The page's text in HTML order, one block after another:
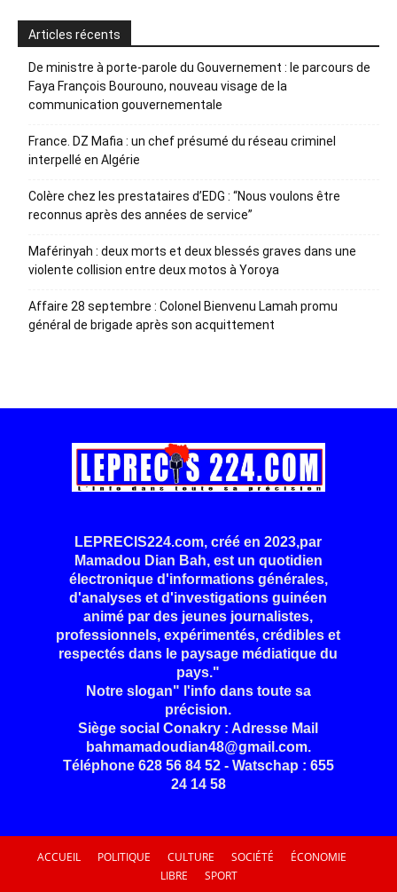
Articles récents
De ministre à porte-parole du Gouvernement : le parcours de
Faya François Bourouno, nouveau visage de la
communication gouvernementale
France. DZ Mafia : un chef présumé du réseau criminel
interpellé en Algérie
Colère chez les prestataires d’EDG : “Nous voulons être
reconnus après des années de service”
Maférinyah : deux morts et deux blessés graves dans une
violente collision entre deux motos à Yoroya
Affaire 28 septembre : Colonel Bienvenu Lamah promu
général de brigade après son acquittement
LEPRECIS224.com, créé en 2023,par
Mamadou Dian Bah, est un quotidien
électronique d'informations générales,
d'analyses et d'investigations guinéen
animé par des jeunes journalistes,
professionnels, expérimentés, crédibles et
respectés dans le paysage médiatique du
pays."
Notre slogan" l'info dans toute sa
précision.
Siège social Conakry : Adresse Mail
bahmamadoudian48@gmail.com.
Téléphone 628 56 84 52 - Watschap : 655
24 14 58
ACCUEIL POLITIQUE CULTURE SOCIÉTÉ
ÉCONOMIE
LIBRE
SPORT